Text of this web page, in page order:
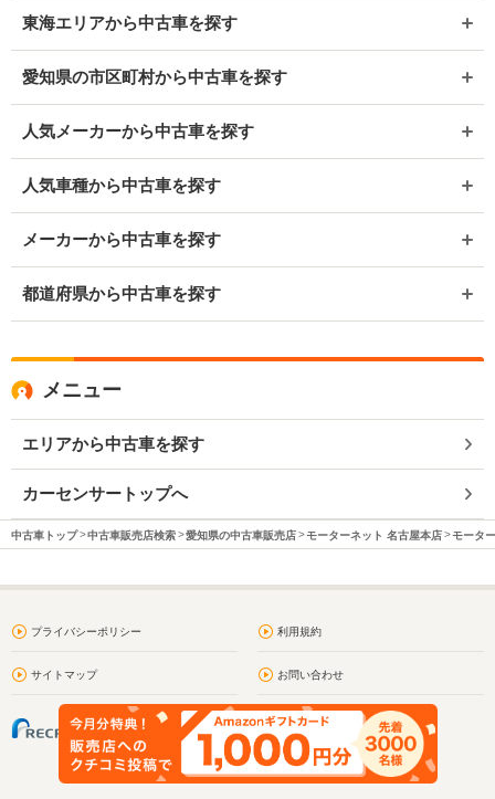
東海エリアから中古車を探す
愛知県の市区町村から中古車を探す
人気メーカーから中古車を探す
人気車種から中古車を探す
メーカーから中古車を探す
都道府県から中古車を探す
メニュー
エリアから中古車を探す
カーセンサートップへ
中古車トップ 中古車販売店検索 愛知県の中古車販売店 モーターネット 名古屋本店 モータ
プライバシーポリシー 利用規約
サイトマップ お問い合わせ